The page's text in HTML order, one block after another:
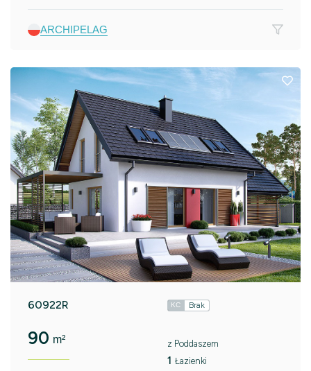
ARCHIPELAG
60922R KC Brak
90 m² z Poddaszem
1 Łazienki